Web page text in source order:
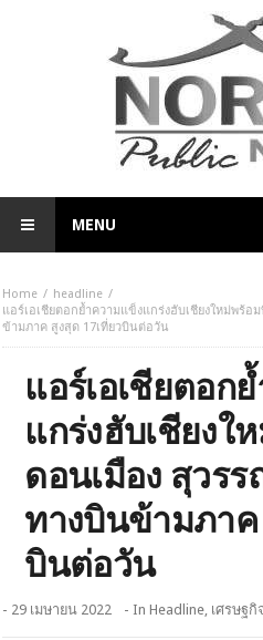
MENU
Home
headline
แอร์เอเชียตอกย้ำความแข็งแกร่งฮับเชียงใหม่พร้
ข้ามภาค สูงสุด 17เที่ยวบินต่อวัน
แอร์เอเชียตอก
แกร่งฮับเชียงใ
ดอนเมือง สุวร
ทางบินข้ามภาค
บินต่อวัน
- 29 เมษายน 2022 - InHeadline, เศรษฐกิ